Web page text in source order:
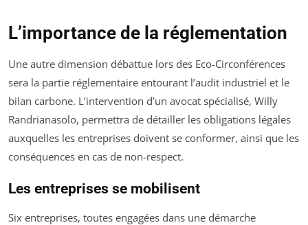
L’importance de la réglementation
Une autre dimension débattue lors des Eco-Circonférences
sera la partie réglementaire entourant l’audit industriel et le
bilan carbone. L’intervention d’un avocat spécialisé, Willy
Randrianasolo, permettra de détailler les obligations légales
auxquelles les entreprises doivent se conformer, ainsi que les
conséquences en cas de non-respect.
Les entreprises se mobilisent
Six entreprises, toutes engagées dans une démarche